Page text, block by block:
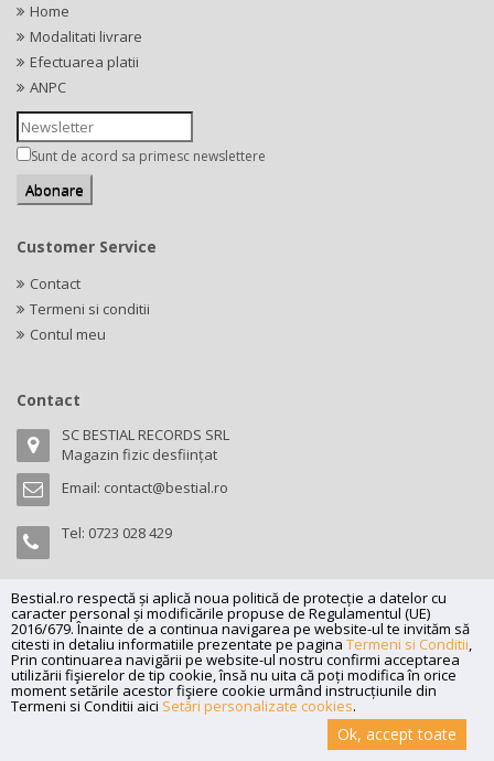
Bestial.ro respectă și aplică noua politică de protecție a datelor cu
caracter personal și modificările propuse de Regulamentul (UE)
2016/679. Înainte de a continua navigarea pe website-ul te invităm să
citesti in detaliu informatiile prezentate pe pagina Termeni si Conditii,
Prin continuarea navigării pe website-ul nostru confirmi acceptarea
utilizării fişierelor de tip cookie, însă nu uita că poți modifica în orice
moment setările acestor fişiere cookie urmând instrucțiunile din
Termeni si Conditii aici Setări personalizate cookies.
Ok, accept toate
Home
Modalitati livrare
Efectuarea platii
ANPC
Sunt de acord sa primesc newslettere
Customer Service
Contact
Termeni si conditii
Contul meu
Contact
SC BESTIAL RECORDS SRL
Magazin fizic desființat
Email: contact@bestial.ro
Tel: 0723 028 429
Copyright (C) 2026bestial.ro -All rights reserved.
SC BESTIAL RECORDS SRL, Nr. R.C.: J35/345/2005, C.U.I.: RO17197870,
Adresa: Magazin fizic desființat
Powered byNet Interaction.